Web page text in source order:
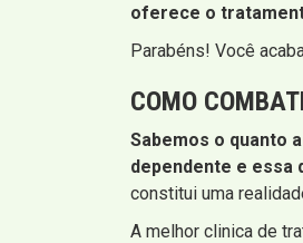
oferece o
Parabéns! Você
COMO
Sabemos o quanto
dependente e essa
constitui uma
A melhor clinica de